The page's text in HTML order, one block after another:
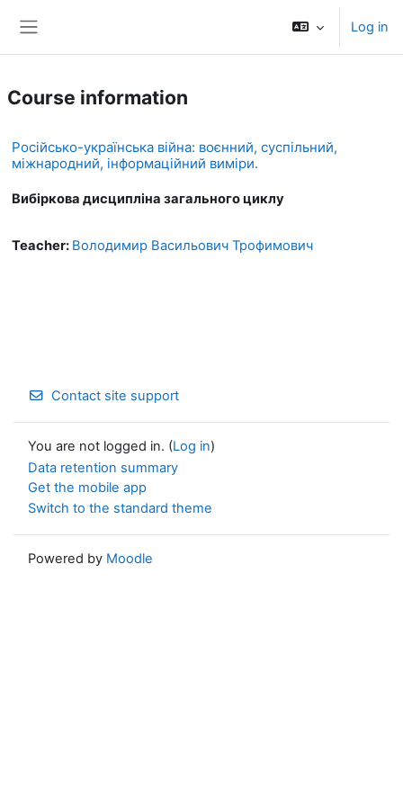
Log in
Course information
Російсько-українська війна: воєнний, суспільний,
міжнародний, інформаційний виміри.
Вибіркова дисципліна загального циклу
Teacher: Володимир Васильович Трофимович
Contact site support
You are not logged in. (Log in)
Data retention summary
Get the mobile app
Switch to the standard theme
Powered by Moodle